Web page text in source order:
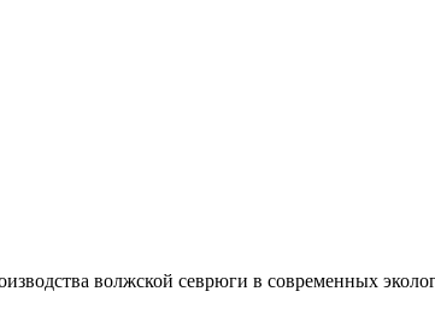
волжской севрюги в современных